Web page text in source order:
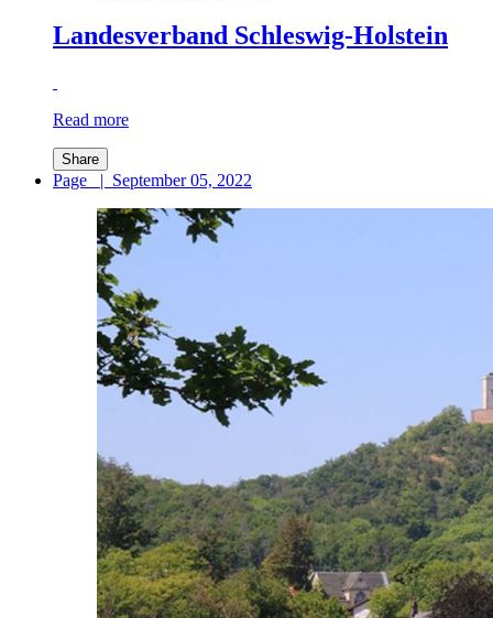
Landesverband Schleswig-Holstein
Read more
Share
Page | September 05, 2022